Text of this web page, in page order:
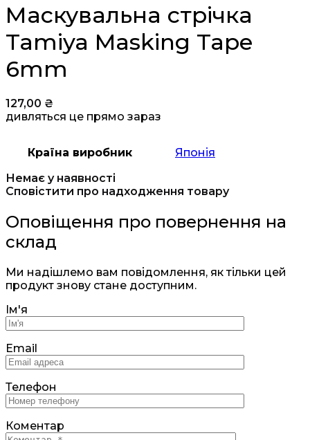
Маскувальна стрічка
Tamiya Masking Tape
6mm
127,00 ₴
дивляться це прямо зараз
Країна виробник
Японія
Немає у наявності
Сповістити про надходження товару
Оповіщення про повернення на
склад
Ми надішлемо вам повідомлення, як тільки цей
продукт знову стане доступним.
Ім'я
Email
Телефон
Коментар